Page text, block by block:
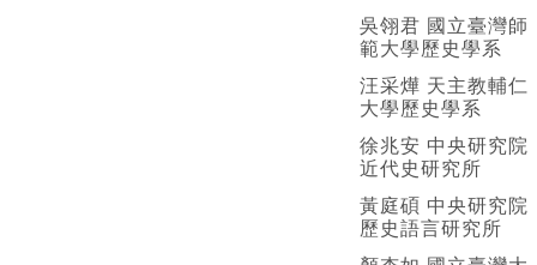
吳翎君 國立臺灣師
範大學歷史學系
汪采燁 天主教輔仁
大學歷史學系
徐兆安 中央研究院
近代史研究所
黃庭碩 中央研究院
歷史語言研究所